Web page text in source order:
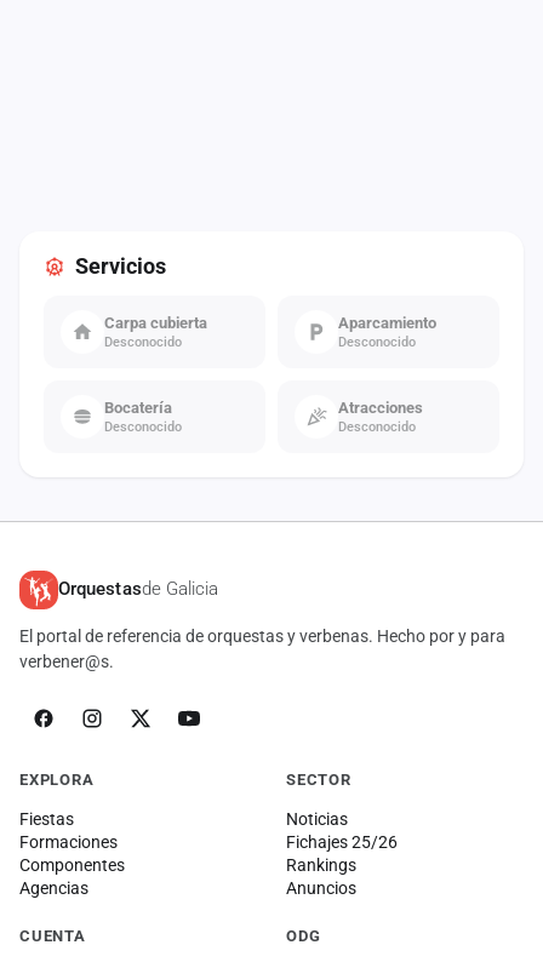
Servicios
Carpa cubierta
Desconocido
Aparcamiento
Desconocido
Bocatería
Desconocido
Atracciones
Desconocido
Orquestasde Galicia
El portal de referencia de orquestas y verbenas. Hecho por y para
verbener@s.
EXPLORA
Fiestas
Formaciones
Componentes
Agencias
SECTOR
Noticias
Fichajes 25/26
Rankings
Anuncios
CUENTA ODG